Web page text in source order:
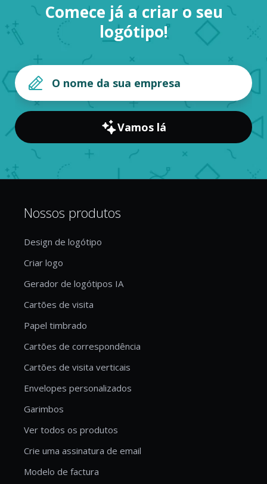
Comece já a criar o seu
logótipo!
Vamos lá
Nossos produtos
Design de logótipo
Criar logo
Gerador de logótipos IA
Cartões de visita
Papel timbrado
Cartões de correspondência
Cartões de visita verticais
Envelopes personalizados
Garimbos
Ver todos os produtos
Crie uma assinatura de email
Modelo de factura